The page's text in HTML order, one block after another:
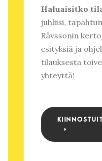
Haluaisitko
juhliisi,
Rävssonin
esityksiä ja
tilauksesta
yhteyttä!